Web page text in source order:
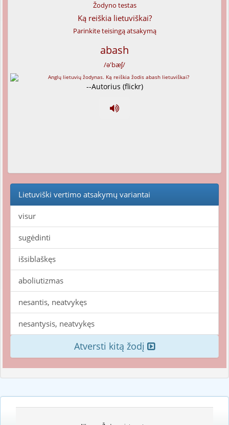
Žodyno testas
Ką reiškia lietuviškai?
Parinkite teisingą atsakymą
abash
/ə'bæʃ/
--Autorius (flickr)
Lietuviški vertimo atsakymų variantai
visur
sugėdinti
išsiblaškęs
aboliutizmas
nesantis, neatvykęs
nesantysis, neatvykęs
Atversti kitą žodį